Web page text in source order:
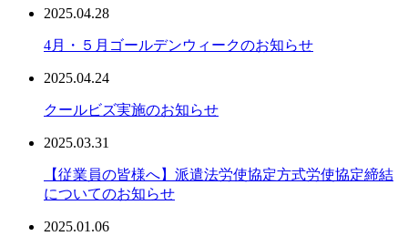
2025.04.28
4月・５月ゴールデンウィークのお知らせ
2025.04.24
クールビズ実施のお知らせ
2025.03.31
【従業員の皆様へ】派遣法労使協定方式労使協定締結
についてのお知らせ
2025.01.06